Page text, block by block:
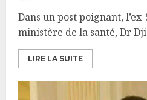
Dans un post poignant,
ministère de la santé, Dr
LIRE LA SUITE